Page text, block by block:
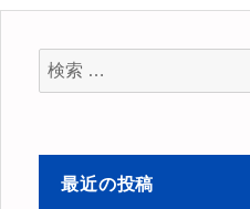
検
索
象:
最近の投稿